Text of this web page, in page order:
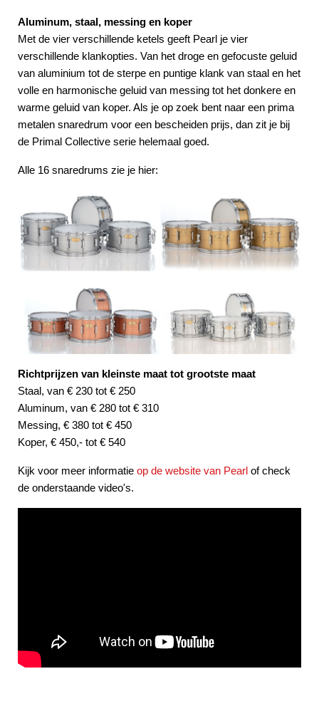
Aluminum, staal, messing en koper
Met de vier verschillende ketels geeft Pearl je vier
verschillende klankopties. Van het droge en gefocuste geluid
van aluminium tot de sterpe en puntige klank van staal en het
volle en harmonische geluid van messing tot het donkere en
warme geluid van koper. Als je op zoek bent naar een prima
metalen snaredrum voor een bescheiden prijs, dan zit je bij
de Primal Collective serie helemaal goed.
Alle 16 snaredrums zie je hier:
Richtprijzen van kleinste maat tot grootste maat
Staal, van € 230 tot € 250
Aluminum, van € 280 tot € 310
Messing, € 380 tot € 450
Koper, € 450,- tot € 540
Kijk voor meer informatie op de website van Pearl of check
de onderstaande video's.